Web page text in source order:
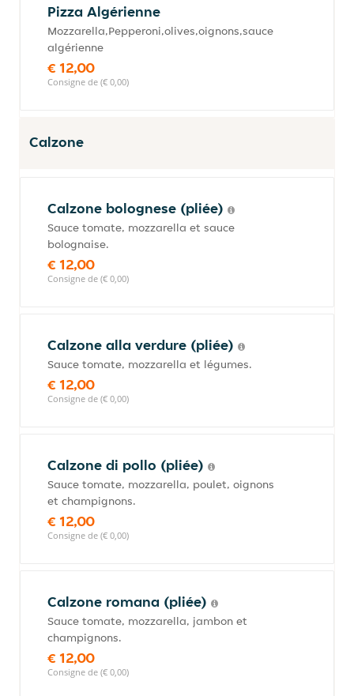
Pizza Algérienne
Mozzarella,Pepperoni,olives,oignons,sauce
algérienne
€ 12,00
Consigne de (€ 0,00)
Calzone
Calzone bolognese (pliée)
Sauce tomate, mozzarella et sauce
bolognaise.
€ 12,00
Consigne de (€ 0,00)
Calzone alla verdure (pliée)
Sauce tomate, mozzarella et légumes.
€ 12,00
Consigne de (€ 0,00)
Calzone di pollo (pliée)
Sauce tomate, mozzarella, poulet, oignons
et champignons.
€ 12,00
Consigne de (€ 0,00)
Calzone romana (pliée)
Sauce tomate, mozzarella, jambon et
champignons.
€ 12,00
Consigne de (€ 0,00)